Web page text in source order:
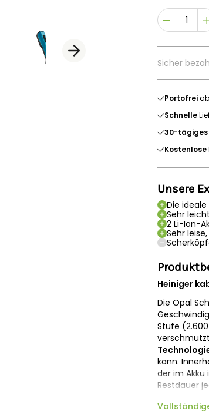
Sicher
Portofrei
Schnelle
30-tägiges
Kostenlose
Unsere
Die
Sehr
2 Li-Ion-
Sehr
Heiniger
Die Opal
Stufe
kann.
der im
Restdauer
Die Opal ist